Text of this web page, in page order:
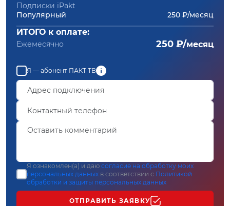
Подписки iPakt
Популярный
250 ₽/месяц
ИТОГО к оплате:
Ежемесячно 250 ₽/месяц
Я — абонент ПАКТ ТВ
Я ознакомлен(а) и даю согласие на обработку моих
персональных данных в соответствии с Политикой
обработки и защиты персональных данных
ОТПРАВИТЬ ЗАЯВКУ